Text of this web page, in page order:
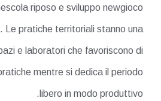
riposo e sviluppo newgioco
Le pratiche territoriali stanno una
e laboratori che favoriscono di
mentre si dedica il periodo
libero in modo produttivo.